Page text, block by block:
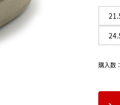
購入数